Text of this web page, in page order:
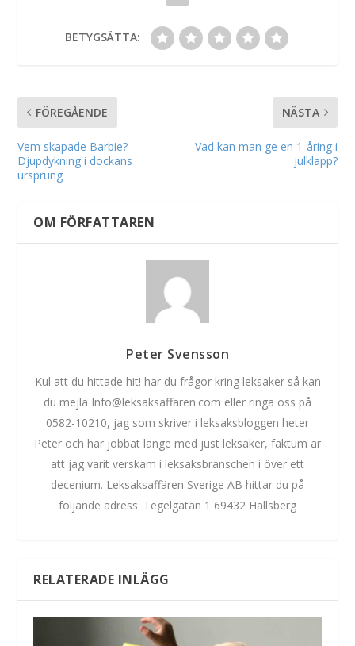
BETYGSÄTTA:
FÖREGÅENDE
Vem skapade Barbie?
Djupdykning i dockans
ursprung
NÄSTA
Vad kan man ge en 1-åring i
julklapp?
OM FÖRFATTAREN
Peter Svensson
Kul att du hittade hit! har du frågor kring leksaker så kan
du mejla Info@leksaksaffaren.com eller ringa oss på
0582-10210, jag som skriver i leksaksbloggen heter
Peter och har jobbat länge med just leksaker, faktum är
att jag varit verskam i leksaksbranschen i över ett
decenium. Leksaksaffären Sverige AB hittar du på
följande adress: Tegelgatan 1 69432 Hallsberg
RELATERADE INLÄGG